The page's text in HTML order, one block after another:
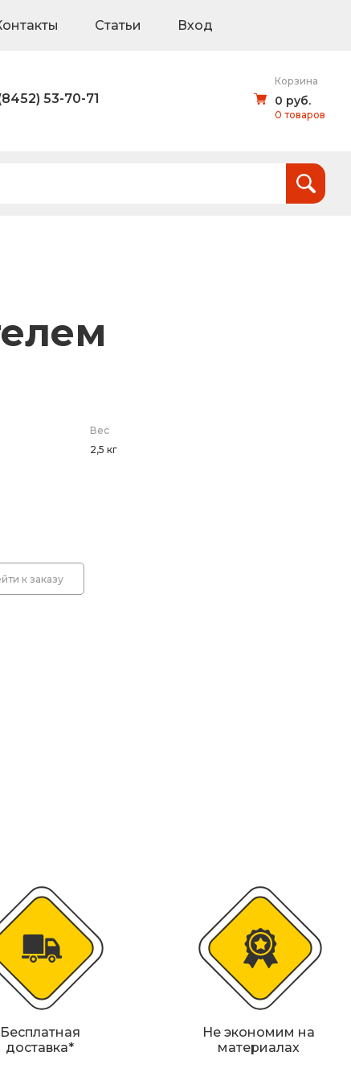
Статьи Вход
53-70-71
Корзина
0 руб.
0 товаров
руб.
знаки
(Стойки)
Вес
2,5 кг
к заказу
Бесплатная
доставка*
Не экономим на
материалах